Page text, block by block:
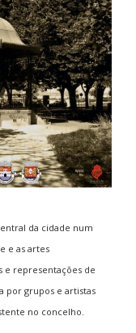
da cidade num
e as artes
e representações de
por grupos e artistas
no concelho.